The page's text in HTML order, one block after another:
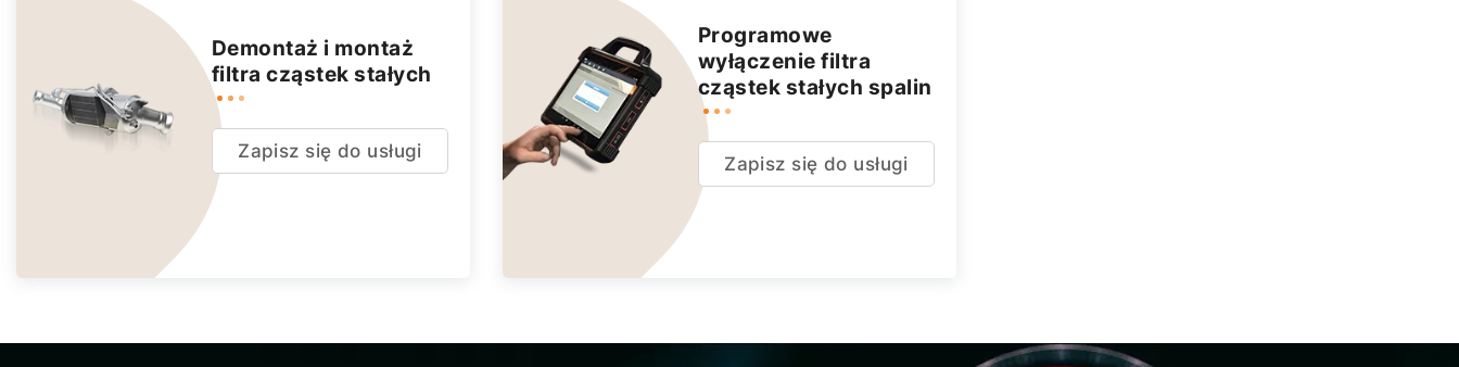
Demontaż i montaż
filtra cząstek stałych
Zapisz się do usługi
Programowe
wyłączenie filtra
cząstek stałych spalin
Zapisz się do usługi